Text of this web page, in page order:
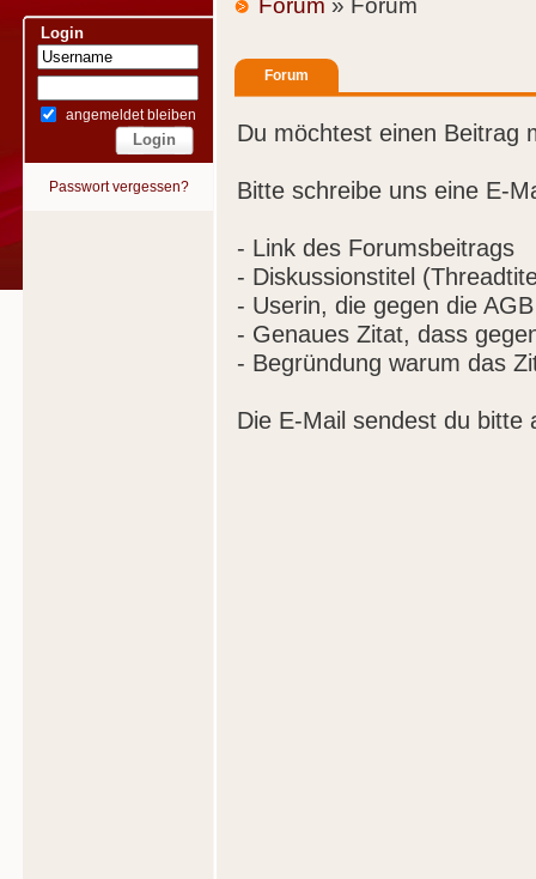
Login
angemeldet bleiben
Passwort vergessen?
Forum » Forum
Forum
Du möchtest einen Beitrag
Bitte schreibe uns eine E-
- Link des Forumsbeitrags
- Diskussionstitel
- Userin, die gegen die
- Genaues Zitat, dass
- Begründung warum das
Die E-Mail sendest du bitte